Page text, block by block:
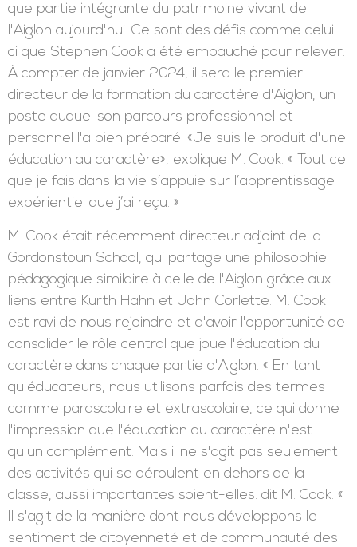
que partie intégrante du patrimoine vivant de
l'Aiglon aujourd'hui. Ce sont des défis comme celui-
ci que Stephen Cook a été embauché pour relever.
À compter de janvier 2024, il sera le premier
directeur de la formation du caractère d'Aiglon, un
poste auquel son parcours professionnel et
personnel l'a bien préparé. «Je suis le produit d'une
éducation au caractère», explique M. Cook. « Tout ce
que je fais dans la vie s’appuie sur l’apprentissage
expérientiel que j’ai reçu. »
M. Cook était récemment directeur adjoint de la
Gordonstoun School, qui partage une philosophie
pédagogique similaire à celle de l'Aiglon grâce aux
liens entre Kurth Hahn et John Corlette. M. Cook
est ravi de nous rejoindre et d'avoir l'opportunité de
consolider le rôle central que joue l'éducation du
caractère dans chaque partie d'Aiglon. « En tant
qu'éducateurs, nous utilisons parfois des termes
comme parascolaire et extrascolaire, ce qui donne
l'impression que l'éducation du caractère n'est
qu'un complément. Mais il ne s'agit pas seulement
des activités qui se déroulent en dehors de la
classe, aussi importantes soient-elles. dit M. Cook. «
Il s'agit de la manière dont nous développons le
sentiment de citoyenneté et de communauté des